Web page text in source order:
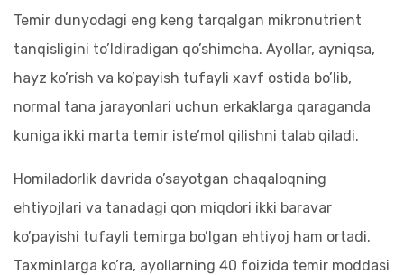
Temir dunyodagi eng keng tarqalgan mikronutrient
tanqisligini to’ldiradigan qo’shimcha. Ayollar, ayniqsa,
hayz ko’rish va ko’payish tufayli xavf ostida bo’lib,
normal tana jarayonlari uchun erkaklarga qaraganda
kuniga ikki marta temir iste’mol qilishni talab qiladi.
Homiladorlik davrida o’sayotgan chaqaloqning
ehtiyojlari va tanadagi qon miqdori ikki baravar
ko’payishi tufayli temirga bo’lgan ehtiyoj ham ortadi.
Taxminlarga ko’ra, ayollarning 40 foizida temir moddasi